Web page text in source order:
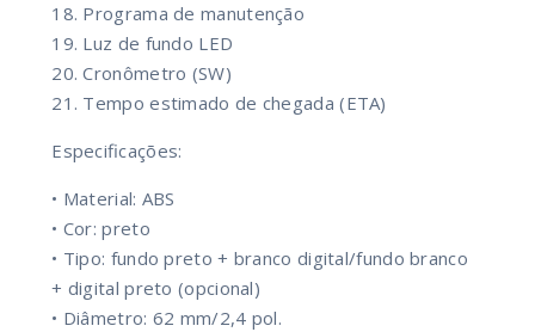
18. Programa de manutenção
19. Luz de fundo LED
20. Cronômetro (SW)
21. Tempo estimado de chegada (ETA)
Especificações:
• Material: ABS
• Cor: preto
• Tipo: fundo preto + branco digital/fundo branco
+ digital preto (opcional)
• Diâmetro: 62 mm/2,4 pol.